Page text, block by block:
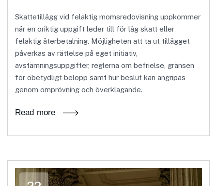
Skattetillägg vid felaktig momsredovisning uppkommer
när en oriktig uppgift leder till för låg skatt eller
felaktig återbetalning. Möjligheten att ta ut tillägget
påverkas av rättelse på eget initiativ,
avstämningsuppgifter, reglerna om befrielse, gränsen
för obetydligt belopp samt hur beslut kan angripas
genom omprövning och överklagande.
Read more